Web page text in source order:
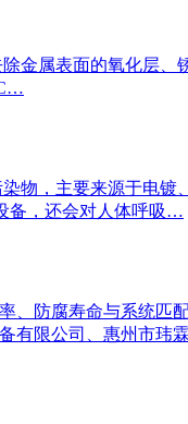
金属表面的氧化层
，主要来源于电镀
备，还会对人体呼吸…
防腐寿命与系统
有限公司、惠州市玮